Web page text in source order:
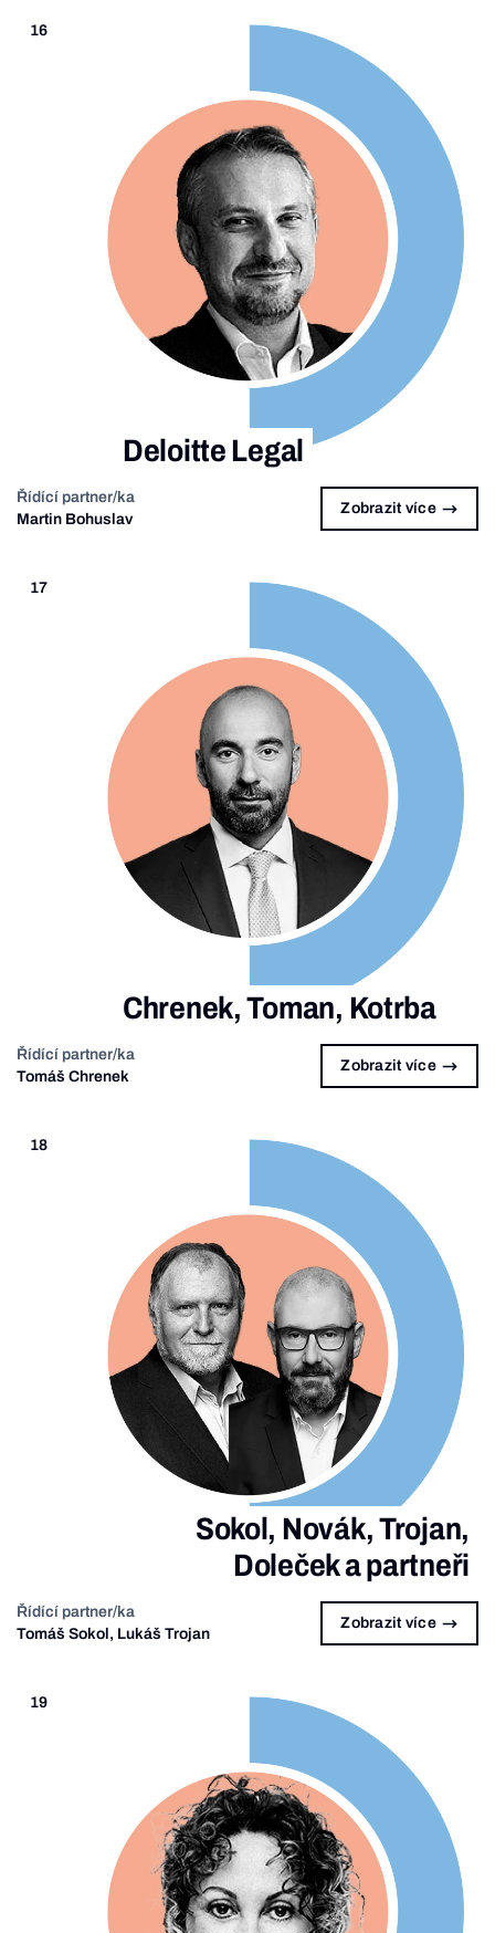
16
Deloitte Legal
Řídící partner/ka
Martin Bohuslav
Zobrazit více
17
Chrenek, Toman, Kotrba
Řídící partner/ka
Tomáš Chrenek
Zobrazit více
18
Sokol, Novák, Trojan,
Doleček a partneři
Řídící partner/ka
Tomáš Sokol, Lukáš Trojan
Zobrazit více
19